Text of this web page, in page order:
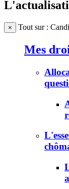
× Tout sur :
Mes